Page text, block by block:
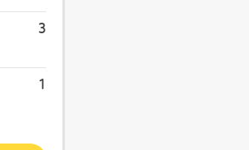
3
1